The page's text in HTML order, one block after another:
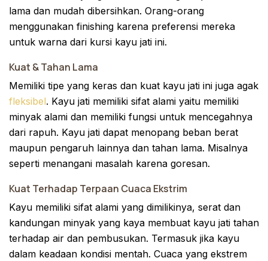
lama dan mudah dibersihkan. Orang-orang
menggunakan finishing karena preferensi mereka
untuk warna dari kursi kayu jati ini.
Kuat & Tahan Lama
Memiliki tipe yang keras dan kuat kayu jati ini juga agak
fleksibel. Kayu jati memiliki sifat alami yaitu memiliki
minyak alami dan memiliki fungsi untuk mencegahnya
dari rapuh. Kayu jati dapat menopang beban berat
maupun pengaruh lainnya dan tahan lama. Misalnya
seperti menangani masalah karena goresan.
Kuat Terhadap Terpaan Cuaca Ekstrim
Kayu memiliki sifat alami yang dimilikinya, serat dan
kandungan minyak yang kaya membuat kayu jati tahan
terhadap air dan pembusukan. Termasuk jika kayu
dalam keadaan kondisi mentah. Cuaca yang ekstrem